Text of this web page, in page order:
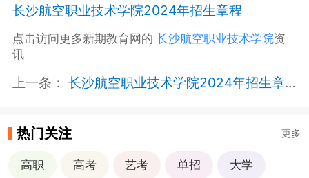
长沙航空职业技术学院2024年招生章程
点击访问更多新期教育网的 长沙航空职业技术学院资
讯
上一条： 长沙航空职业技术学院2024年招生章程
热门关注 更多
高职 高考 艺考 单招 大学